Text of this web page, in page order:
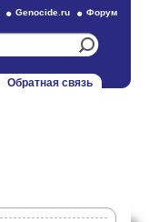
Genocide.ru Форум
Обратная связь